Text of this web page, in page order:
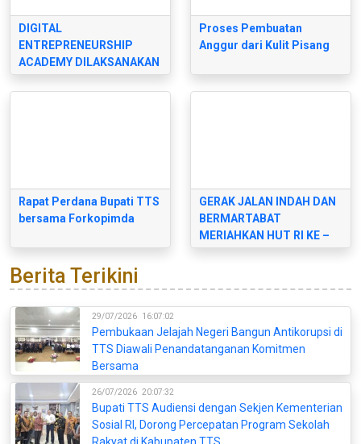
DIGITAL
ENTREPRENEURSHIP
ACADEMY DILAKSANAKAN
PENGEMBANGAN SDM
Proses Pembuatan
Anggur dari Kulit Pisang
Rapat Perdana Bupati TTS
bersama Forkopimda
GERAK JALAN INDAH DAN
BERMARTABAT
MERIAHKAN HUT RI KE –
Berita Terikini
29/07/2026 16:07:02
Pembukaan Jelajah Negeri Bangun Antikorupsi di
TTS Diawali Penandatanganan Komitmen
Bersama
26/07/2026 20:07:32
Bupati TTS Audiensi dengan Sekjen Kementerian
Sosial RI, Dorong Percepatan Program Sekolah